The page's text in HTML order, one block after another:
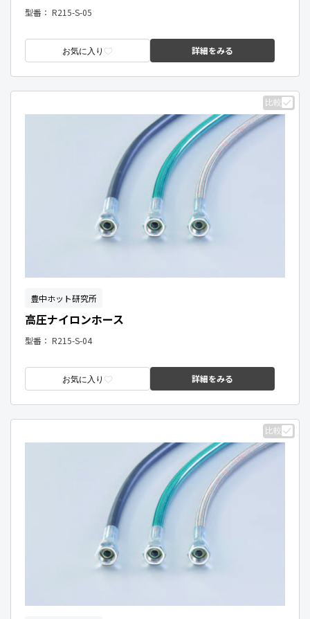
型番： R215-S-05
お気に入り 詳細をみる
比較
豊中ホット研究所
高圧ナイロンホース
型番： R215-S-04
お気に入り 詳細をみる
比較